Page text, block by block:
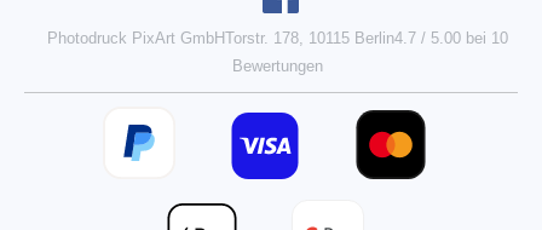
Photodruck PixArt GmbHTorstr. 178, 10115 Berlin4.7/ 5.00bei 10
Bewertungen